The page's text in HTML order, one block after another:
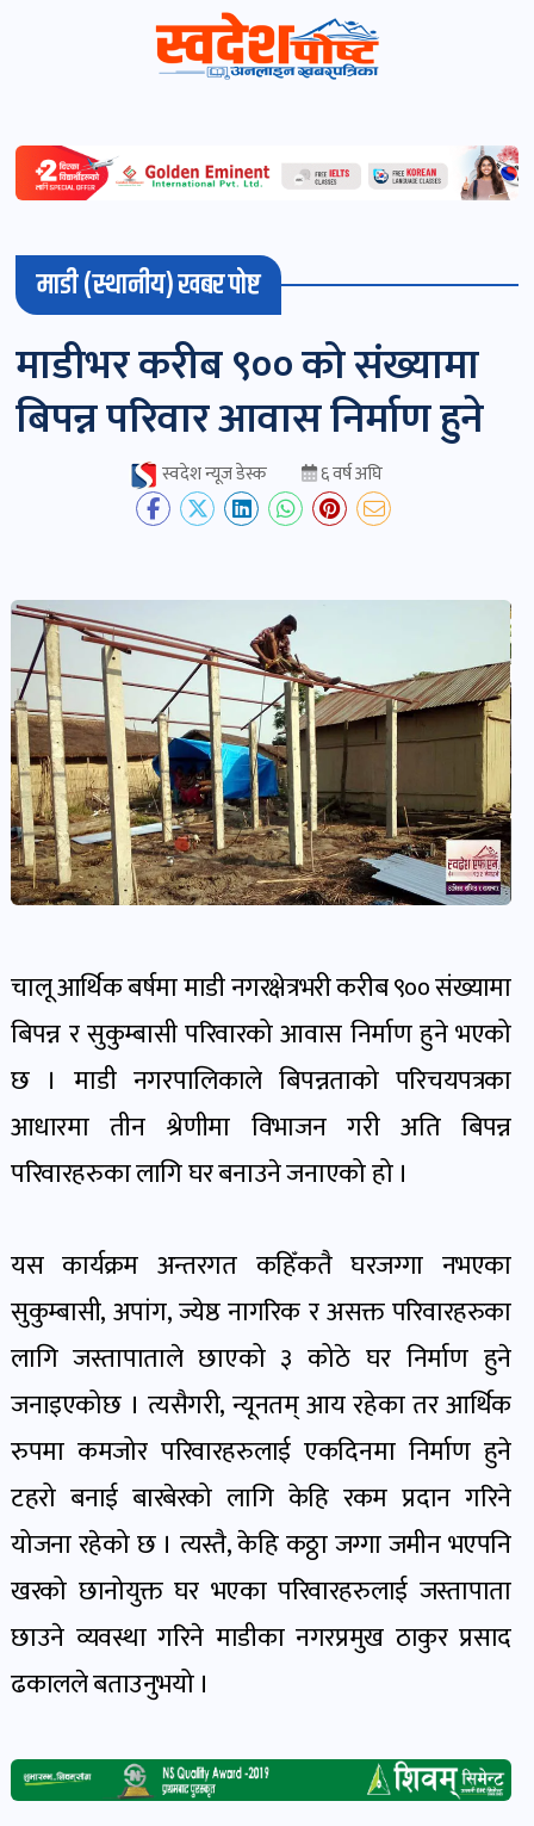
विशेष
माडी
(स्थानीय)
खबर
पोष्ट
देश-
प्रदेश
खबर
पोष्ट
विकास-
निर्माण
खबर
पोष्ट
र
कृषक
पोष्ट
पर्यटन
शिक्षा
खबर
बिपद-
जोखिम
पोष्ट
खेल
र
खेलाडी
अपराध
माडी (स्थानीय) खबर पोष्ट
माडीभर करीब ९०० को संख्यामा
बिपन्न परिवार आवास निर्माण हुने
स्वदेश न्यूज डेस्क ६ वर्ष अघि
चालू आर्थिक बर्षमा माडी नगरक्षेत्रभरी करीब ९०० संख्यामा
बिपन्न र सुकुम्बासी परिवारको आवास निर्माण हुने भएको
छ । माडी नगरपालिकाले बिपन्नताको परिचयपत्रका
आधारमा तीन श्रेणीमा विभाजन गरी अति बिपन्न
परिवारहरुका लागि घर बनाउने जनाएको हो ।
यस कार्यक्रम अन्तरगत कहिँकतै घरजग्गा नभएका
सुकुम्बासी, अपांग, ज्येष्ठ नागरिक र असक्त परिवारहरुका
लागि जस्तापाताले छाएको ३ कोठे घर निर्माण हुने
जनाइएकोछ । त्यसैगरी, न्यूनतम् आय रहेका तर आर्थिक
रुपमा कमजोर परिवारहरुलाई एकदिनमा निर्माण हुने
टहरो बनाई बारबेरको लागि केहि रकम प्रदान गरिने
योजना रहेको छ । त्यस्तै, केहि कठ्ठा जग्गा जमीन भएपनि
खरको छानोयुक्त घर भएका परिवारहरुलाई जस्तापाता
छाउने व्यवस्था गरिने माडीका नगरप्रमुख ठाकुर प्रसाद
ढकालले बताउनुभयो ।